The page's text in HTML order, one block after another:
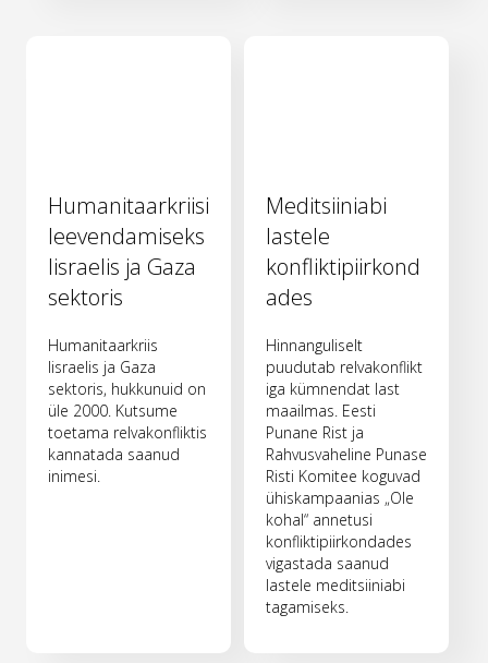
Humanitaarkriisi
leevendamiseks
Iisraelis ja Gaza
sektoris
Humanitaarkriis
Iisraelis ja Gaza
sektoris, hukkunuid on
üle 2000. Kutsume
toetama relvakonfliktis
kannatada saanud
inimesi.
Meditsiiniabi
lastele
konfliktipiirkond
ades
Hinnanguliselt
puudutab relvakonflikt
iga kümnendat last
maailmas. Eesti
Punane Rist ja
Rahvusvaheline Punase
Risti Komitee koguvad
ühiskampaanias „Ole
kohal“ annetusi
konfliktipiirkondades
vigastada saanud
lastele meditsiiniabi
tagamiseks.